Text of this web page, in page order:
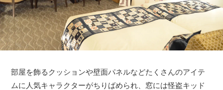
部屋を飾るクッションや壁面パネルなどたくさんのアイテ
ムに人気キャラクターがちりばめられ、窓には怪盗キッド